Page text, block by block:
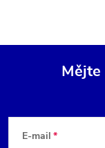
E-mail